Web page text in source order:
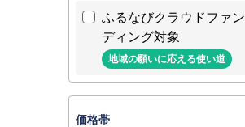
ふるなびクラウドファン
ディング対象
地域の願いに応える使い道
価格帯